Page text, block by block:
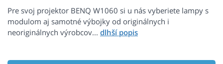
Pre svoj projektor BENQ W1060 si u nás vyberiete lampy s
modulom aj samotné výbojky od originálnych i
neoriginálnych výrobcov...